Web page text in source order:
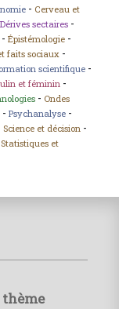
- Cerveau et
Dérives sectaires -
-Épistémologie -
faits sociaux -
scientifique -
et féminin -
- Ondes
-Psychanalyse -
Science et décision -
Statistiques et
thème